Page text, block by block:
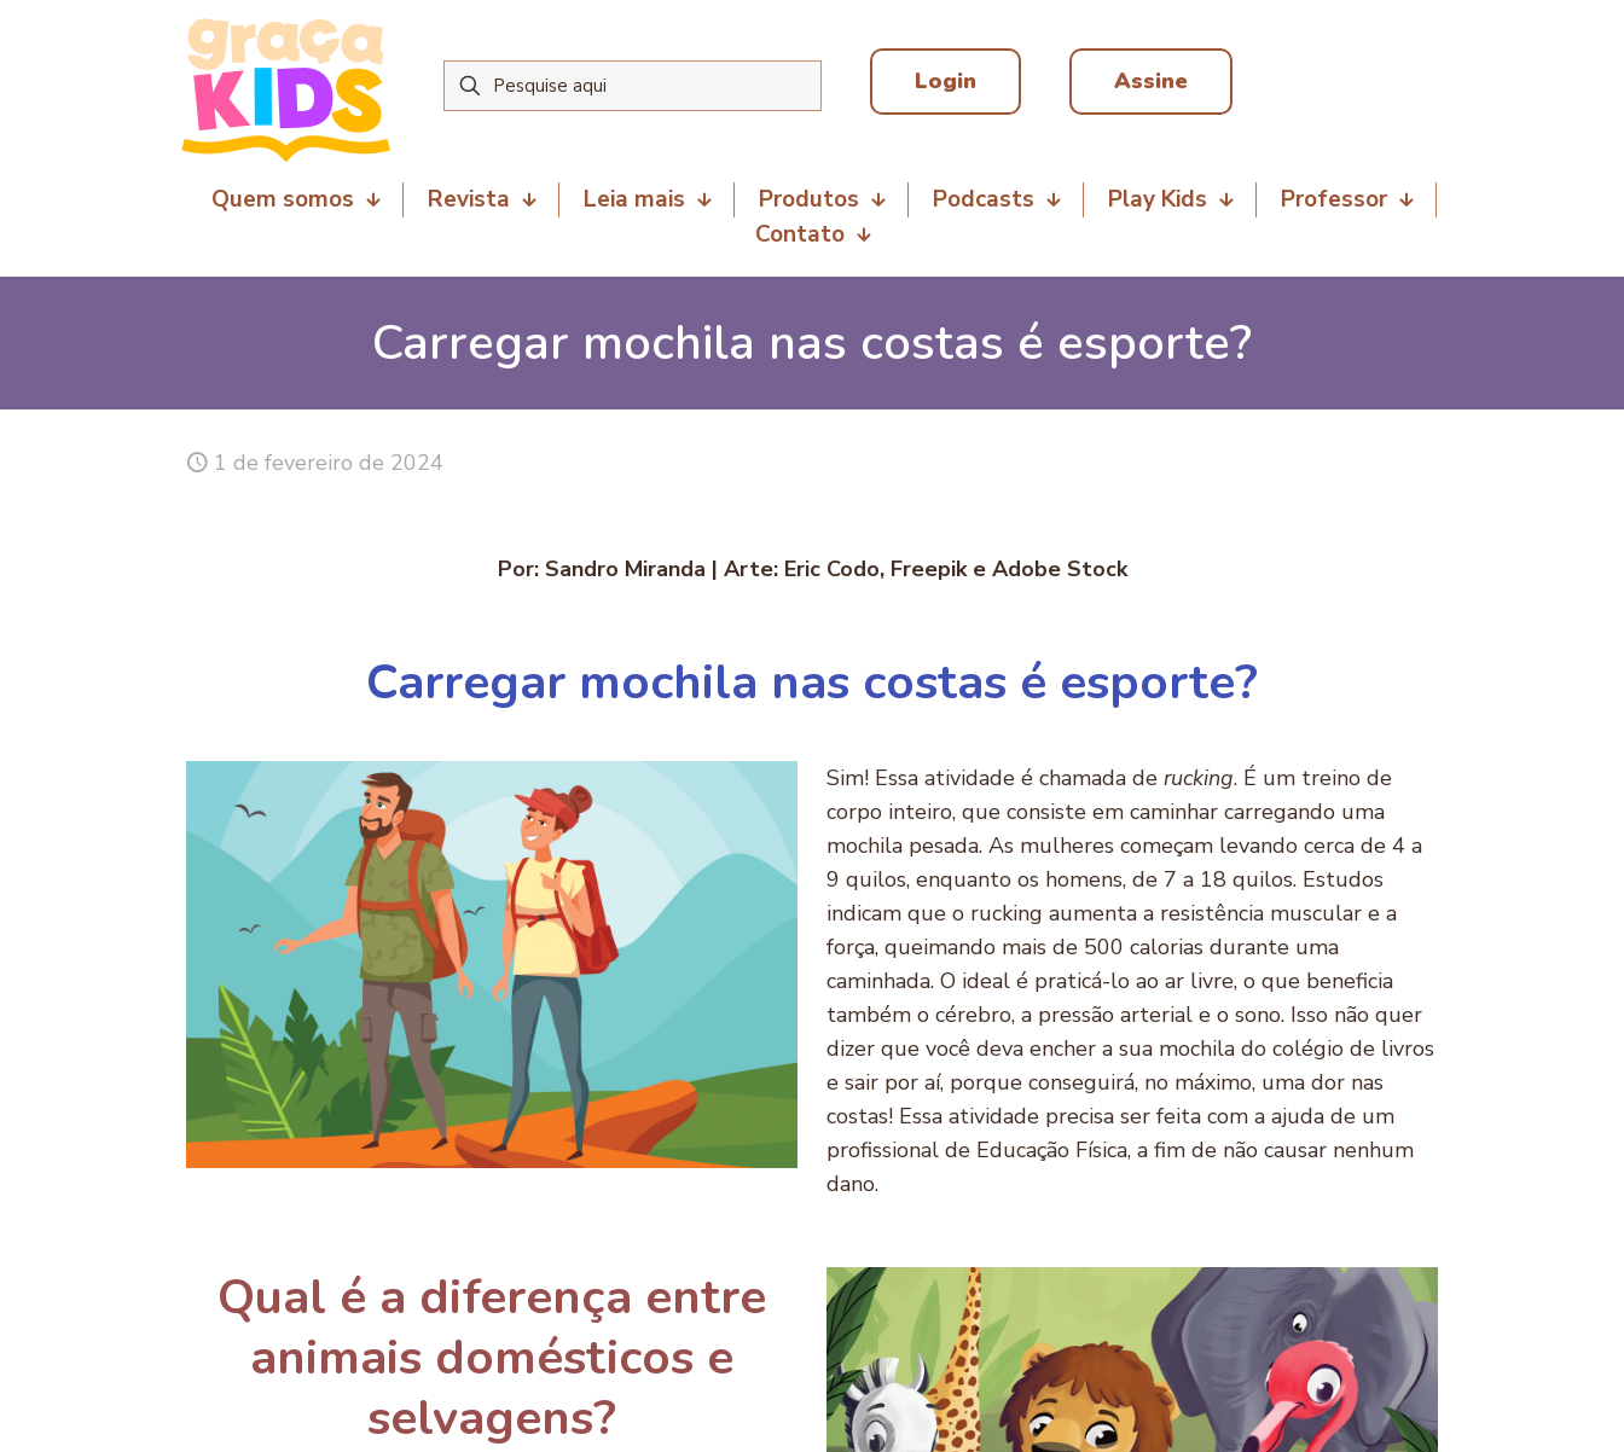
Login Assine
Quem somos Revista Leia mais Produtos Podcasts Play Kids
Professor
Contato
Carregar mochila nas costas é esporte?
1 de fevereiro de 2024
Por: Sandro Miranda | Arte: Eric Codo, Freepik e Adobe Stock
Carregar mochila nas costas é esporte?
Sim! Essa atividade é chamada de rucking. É um treino de
corpo inteiro, que consiste em caminhar carregando uma
mochila pesada. As mulheres começam levando cerca de 4 a
9 quilos, enquanto os homens, de 7 a 18 quilos. Estudos
indicam que o rucking aumenta a resistência muscular e a
força, queimando mais de 500 calorias durante uma
caminhada. O ideal é praticá-lo ao ar livre, o que beneficia
também o cérebro, a pressão arterial e o sono. Isso não quer
dizer que você deva encher a sua mochila do colégio de livros
e sair por aí, porque conseguirá, no máximo, uma dor nas
costas! Essa atividade precisa ser feita com a ajuda de um
profissional de Educação Física, a fim de não causar nenhum
dano.
Qual é a diferença entre
animais domésticos e
selvagens?